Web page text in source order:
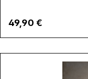
Regulärer Preis:
49,90 €